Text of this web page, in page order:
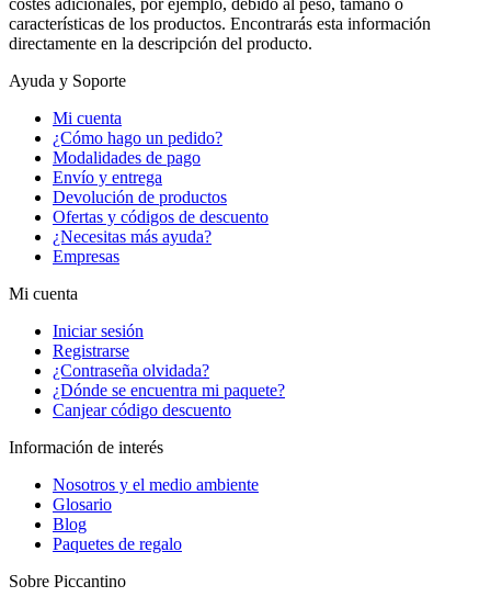
costes adicionales, por ejemplo, debido al peso, tamaño o
características de los productos. Encontrarás esta información
directamente en la descripción del producto.
Ayuda y Soporte
Mi cuenta
¿Cómo hago un pedido?
Modalidades de pago
Envío y entrega
Devolución de productos
Ofertas y códigos de descuento
¿Necesitas más ayuda?
Empresas
Mi cuenta
Iniciar sesión
Registrarse
¿Contraseña olvidada?
¿Dónde se encuentra mi paquete?
Canjear código descuento
Información de interés
Nosotros y el medio ambiente
Glosario
Blog
Paquetes de regalo
Sobre Piccantino